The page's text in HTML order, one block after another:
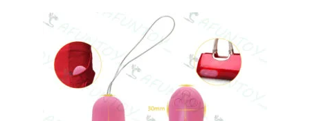
variants.
The
options
may
be
chosen
on